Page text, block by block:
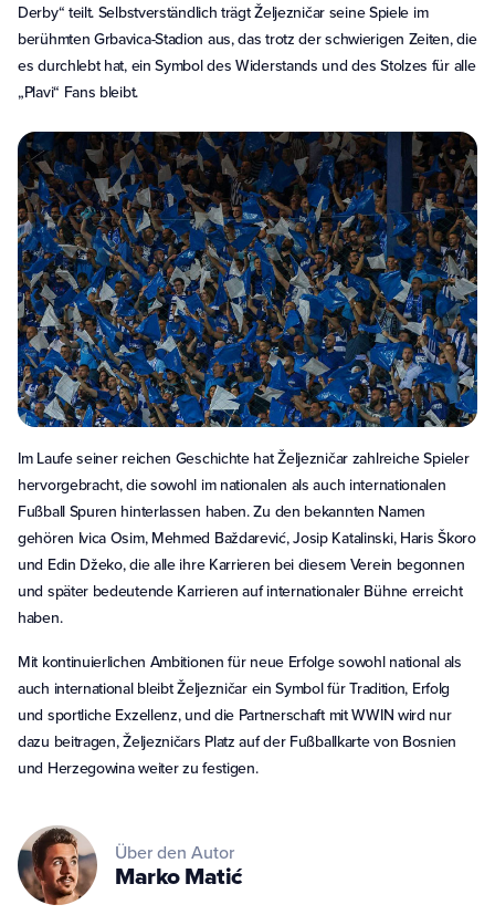
Derby“ teilt. Selbstverständlich trägt Željezničar seine Spiele im
berühmten Grbavica-Stadion aus, das trotz der schwierigen Zeiten, die
es durchlebt hat, ein Symbol des Widerstands und des Stolzes für alle
„Plavi“ Fans bleibt.
Im Laufe seiner reichen Geschichte hat Željezničar zahlreiche Spieler
hervorgebracht, die sowohl im nationalen als auch internationalen
Fußball Spuren hinterlassen haben. Zu den bekannten Namen
gehören Ivica Osim, Mehmed Baždarević, Josip Katalinski, Haris Škoro
und Edin Džeko, die alle ihre Karrieren bei diesem Verein begonnen
und später bedeutende Karrieren auf internationaler Bühne erreicht
haben.
Mit kontinuierlichen Ambitionen für neue Erfolge sowohl national als
auch international bleibt Željezničar ein Symbol für Tradition, Erfolg
und sportliche Exzellenz, und die Partnerschaft mit WWIN wird nur
dazu beitragen, Željezničars Platz auf der Fußballkarte von Bosnien
und Herzegowina weiter zu festigen.
Über den Autor
MarkoMatić